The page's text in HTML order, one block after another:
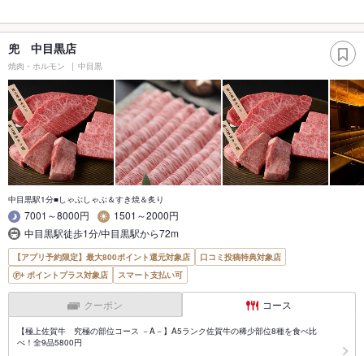
兜 中目黒店
焼肉・ホルモン 中目黒
中目黒駅1分■しゃぶしゃぶ＆すき焼＆炙り
7001～8000円
1501～2000円
中目黒駅徒歩1分/中目黒駅から72m
【アプリ予約限定】最大800ポイント還元対象店
口コミ投稿特典対象店
ポイントプラス対象店
スマート支払い可
クーポン コース
【極上佐賀牛 究極の部位コース －A－】A5ランク佐賀牛の稀少部位8種を食べ比
べ！全9品5800円